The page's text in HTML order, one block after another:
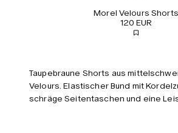
Morel Velours Shorts
120 EUR
Taupebraune Shorts aus
Velours. Elastischer Bund mit
schräge Seitentaschen und eine